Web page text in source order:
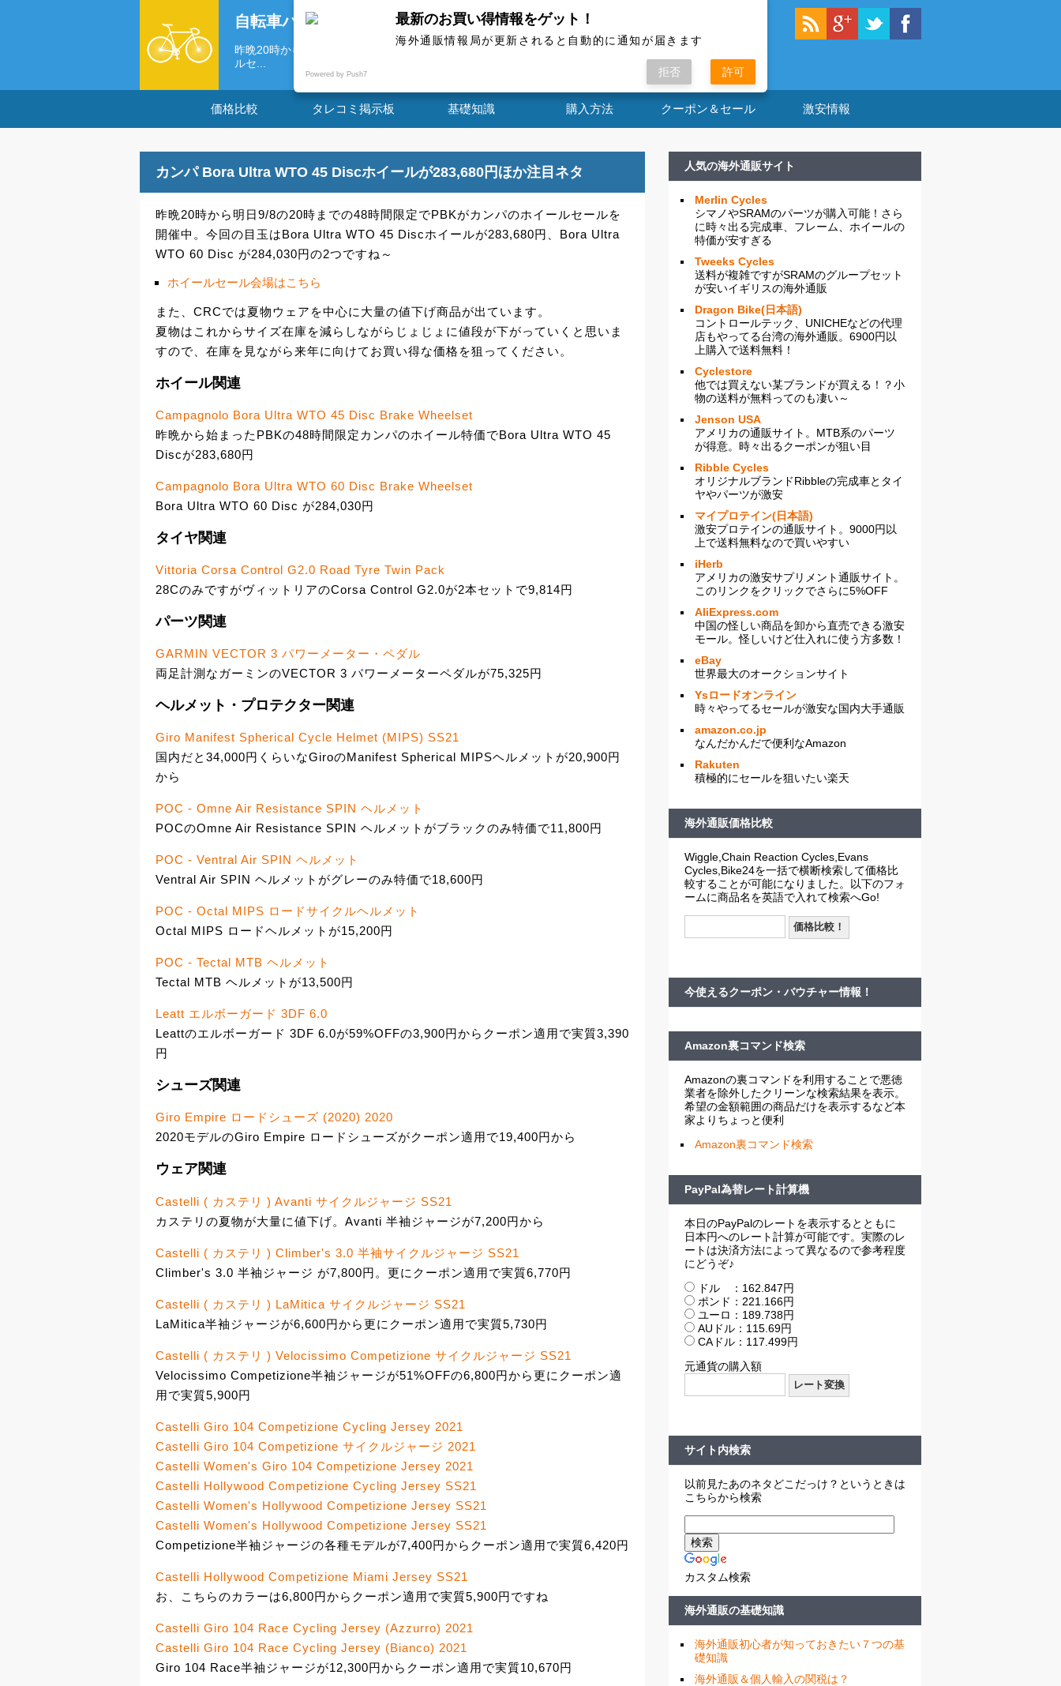
自転車パーツの海外通販情報局
昨晩20時から明日9/8の20時までの48時間限定でPBKがカンパのホイー
ルセ...
価格比較 タレコミ掲示板 基礎知識 購入方法 クーポン＆セール 激安情報
カンパ Bora Ultra WTO 45 Discホイールが283,680円ほか注目ネタ
昨晩20時から明日9/8の20時までの48時間限定でPBKがカンパのホイールセールを
開催中。今回の目玉はBora Ultra WTO 45 Discホイールが283,680円、Bora Ultra
WTO 60 Disc が284,030円の2つですね～
ホイールセール会場はこちら
また、CRCでは夏物ウェアを中心に大量の値下げ商品が出ています。
夏物はこれからサイズ在庫を減らしながらじょじょに値段が下がっていくと思いま
すので、在庫を見ながら来年に向けてお買い得な価格を狙ってください。
ホイール関連
Campagnolo Bora Ultra WTO 45 Disc Brake Wheelset
昨晩から始まったPBKの48時間限定カンパのホイール特価でBora Ultra WTO 45
Discが283,680円
Campagnolo Bora Ultra WTO 60 Disc Brake Wheelset
Bora Ultra WTO 60 Disc が284,030円
タイヤ関連
Vittoria Corsa Control G2.0 Road Tyre Twin Pack
28CのみですがヴィットリアのCorsa Control G2.0が2本セットで9,814円
パーツ関連
GARMIN VECTOR 3 パワーメーター・ペダル
両足計測なガーミンのVECTOR 3 パワーメーターペダルが75,325円
ヘルメット・プロテクター関連
Giro Manifest Spherical Cycle Helmet (MIPS) SS21
国内だと34,000円くらいなGiroのManifest Spherical MIPSヘルメットが20,900円
から
POC - Omne Air Resistance SPIN ヘルメット
POCのOmne Air Resistance SPIN ヘルメットがブラックのみ特価で11,800円
POC - Ventral Air SPIN ヘルメット
Ventral Air SPIN ヘルメットがグレーのみ特価で18,600円
POC - Octal MIPS ロードサイクルヘルメット
Octal MIPS ロードヘルメットが15,200円
POC - Tectal MTB ヘルメット
Tectal MTB ヘルメットが13,500円
Leatt エルボーガード 3DF 6.0
Leattのエルボーガード 3DF 6.0が59%OFFの3,900円からクーポン適用で実質3,390
円
シューズ関連
Giro Empire ロードシューズ (2020) 2020
2020モデルのGiro Empire ロードシューズがクーポン適用で19,400円から
ウェア関連
Castelli ( カステリ ) Avanti サイクルジャージ SS21
カステリの夏物が大量に値下げ。Avanti 半袖ジャージが7,200円から
Castelli ( カステリ ) Climber's 3.0 半袖サイクルジャージ SS21
Climber's 3.0 半袖ジャージ が7,800円。更にクーポン適用で実質6,770円
Castelli ( カステリ ) LaMitica サイクルジャージ SS21
LaMitica半袖ジャージが6,600円から更にクーポン適用で実質5,730円
Castelli ( カステリ ) Velocissimo Competizione サイクルジャージ SS21
Velocissimo Competizione半袖ジャージが51%OFFの6,800円から更にクーポン適
用で実質5,900円
Castelli Giro 104 Competizione Cycling Jersey 2021
Castelli Giro 104 Competizione サイクルジャージ 2021
Castelli Women's Giro 104 Competizione Jersey 2021
Castelli Hollywood Competizione Cycling Jersey SS21
Castelli Women's Hollywood Competizione Jersey SS21
Castelli Women's Hollywood Competizione Jersey SS21
Competizione半袖ジャージの各種モデルが7,400円からクーポン適用で実質6,420円
Castelli Hollywood Competizione Miami Jersey SS21
お、こちらのカラーは6,800円からクーポン適用で実質5,900円ですね
Castelli Giro 104 Race Cycling Jersey (Azzurro) 2021
Castelli Giro 104 Race Cycling Jersey (Bianco) 2021
Giro 104 Race半袖ジャージが12,300円からクーポン適用で実質10,670円
人気の海外通販サイト
Merlin Cycles
シマノやSRAMのパーツが購入可能！さら
に時々出る完成車、フレーム、ホイールの
特価が安すぎる
Tweeks Cycles
送料が複雑ですがSRAMのグループセット
が安いイギリスの海外通販
Dragon Bike(日本語)
コントロールテック、UNICHEなどの代理
店もやってる台湾の海外通販。6900円以
上購入で送料無料！
Cyclestore
他では買えない某ブランドが買える！？小
物の送料が無料ってのも凄い～
Jenson USA
アメリカの通販サイト。MTB系のパーツ
が得意。時々出るクーポンが狙い目
Ribble Cycles
オリジナルブランドRibbleの完成車とタイ
ヤやパーツが激安
マイプロテイン(日本語)
激安プロテインの通販サイト。9000円以
上で送料無料なので買いやすい
iHerb
アメリカの激安サプリメント通販サイト。
このリンクをクリックでさらに5%OFF
AliExpress.com
中国の怪しい商品を卸から直売できる激安
モール。怪しいけど仕入れに使う方多数！
eBay
世界最大のオークションサイト
Ysロードオンライン
時々やってるセールが激安な国内大手通販
amazon.co.jp
なんだかんだで便利なAmazon
Rakuten
積極的にセールを狙いたい楽天
海外通販価格比較
Wiggle,Chain Reaction Cycles,Evans
Cycles,Bike24を一括で横断検索して価格比
較することが可能になりました。以下のフォ
ームに商品名を英語で入れて検索へGo!
今使えるクーポン・バウチャー情報！
Amazon裏コマンド検索
Amazonの裏コマンドを利用することで悪徳
業者を除外したクリーンな検索結果を表示。
希望の金額範囲の商品だけを表示するなど本
家よりちょっと便利
Amazon裏コマンド検索
PayPal為替レート計算機
本日のPayPalのレートを表示するとともに
日本円へのレート計算が可能です。実際のレ
ートは決済方法によって異なるので参考程度
にどうぞ♪
ドル ：162.847円
ポンド：221.166円
ユーロ：189.738円
AUドル：115.69円
CAドル：117.499円
元通貨の購入額
サイト内検索
以前見たあのネタどこだっけ？というときは
こちらから検索
カスタム検索
海外通販の基礎知識
海外通販初心者が知っておきたい７つの基
礎知識
海外通販＆個人輸入の関税は？
最新のお買い得情報をゲット！
海外通販情報局が更新されると自動的に通知が届きます
Powered by Push7 拒否 許可